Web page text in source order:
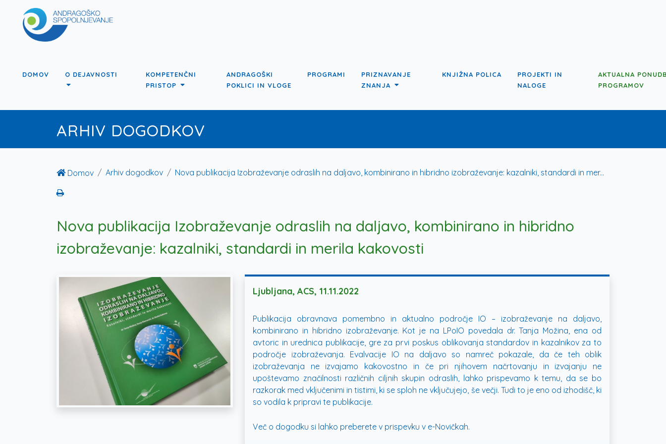
DOMOV O DEJAVNOSTI
KOMPETENČNI
PRISTOP
ANDRAGOŠKI
POKLICI IN VLOGE
PROGRAMI
PRIZNAVANJE
ZNANJA
KNJIŽNA POLICA
PROJEKTI IN
NALOGE
AKTUALNA
PROGRAMOV
ARHIV DOGODKOV
Domov Arhiv dogodkov Nova publikacija Izobraževanje odraslih na daljavo, kombinirano in hibridno izobraževanje: kazalniki, standardi in mer...
Nova publikacija Izobraževanje odraslih na daljavo, kombinirano in hibridno
izobraževanje: kazalniki, standardi in merila kakovosti
Ljubljana, ACS, 11.11.2022
Publikacija obravnava pomembno in aktualno področje IO – izobraževanje na daljavo,
kombinirano in hibridno izobraževanje. Kot je na LPoIO povedala dr. Tanja Možina, ena od
avtoric in urednica publikacije, gre za prvi poskus oblikovanja standardov in kazalnikov za to
področje izobraževanja. Evalvacije IO na daljavo so namreč pokazale, da če teh oblik
izobraževanja ne izvajamo kakovostno in če pri njihovem načrtovanju in izvajanju ne
upoštevamo značilnosti različnih ciljnih skupin odraslih, lahko prispevamo k temu, da se bo
razkorak med vključenimi in tistimi, ki se sploh ne vključujejo, še večji. Tudi to je eno od izhodišč, ki
so vodila k pripravi te publikacije.
Več o dogodku si lahko preberete v prispevku v e-Novičkah.